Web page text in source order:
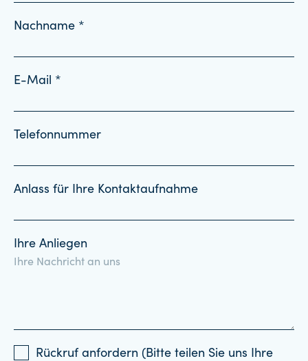
Nachname *
E-Mail *
Telefonnummer
Anlass für Ihre Kontaktaufnahme
Ihre Anliegen
Rückruf anfordern (Bitte teilen Sie uns Ihre